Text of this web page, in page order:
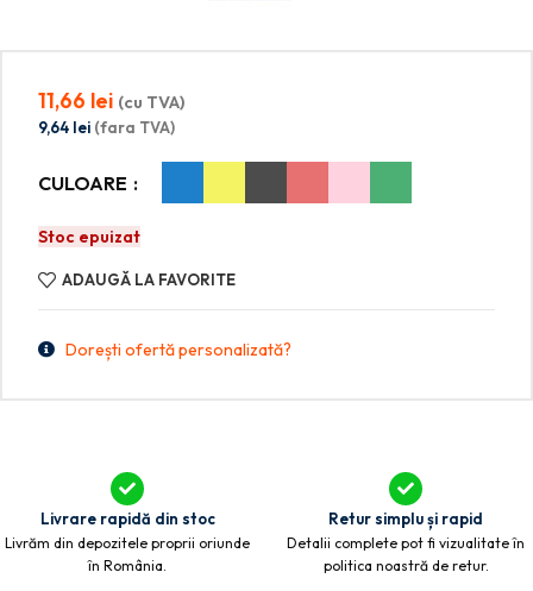
11,66 lei (cu TVA)
9,64 lei (fara TVA)
CULOARE
Stoc epuizat
ADAUGĂ LA FAVORITE
Dorești ofertă personalizată?
Livrare rapidă din stoc
Livrăm din depozitele proprii oriunde
în România.
Retur simplu și rapid
Detalii complete pot fi vizualitate în
politica noastră de retur.